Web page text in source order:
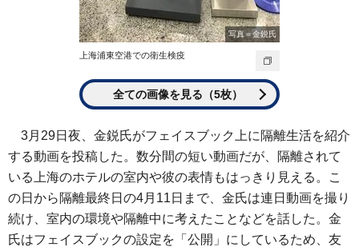
写真＝金鋭氏
上海浦東空港での衛生検疫
全ての画像を見る（5枚）
3月29日夜、金鋭氏がフェイスブック上に隔離生活を紹介
する動画を投稿した。数分間の短い動画だが、隔離されて
いる上海のホテルの室内や彼の表情もはっきり見える。こ
の日から隔離最終日の4月11日まで、金氏は連日動画を撮り
続け、室内の環境や隔離中に考えたことなどを話した。金
氏はフェイスブックの設定を「公開」にしているため、友